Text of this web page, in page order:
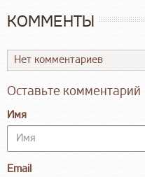
КОММЕНТЫ
Нет комментариев
Оставьте комментарий
Имя
Email